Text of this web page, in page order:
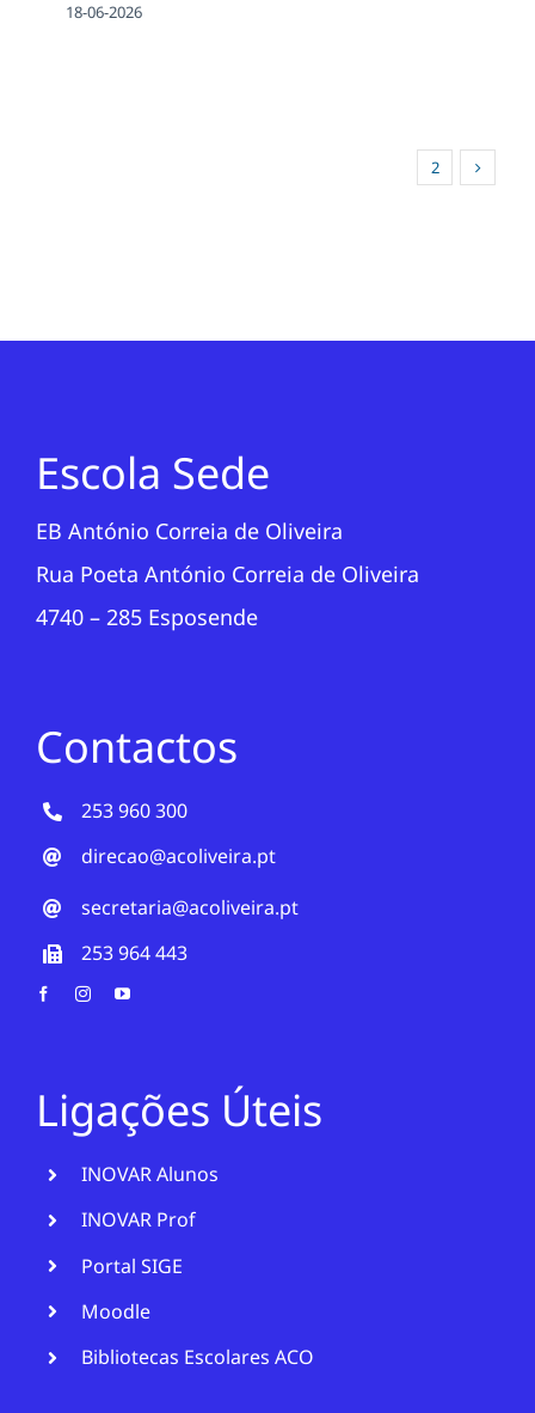
18-06-2026
2
Escola Sede
EB António Correia de Oliveira
Rua Poeta António Correia de Oliveira
4740 – 285 Esposende
Contactos
253 960 300
direcao@acoliveira.pt
secretaria@acoliveira.pt
253 964 443
Ligações Úteis
INOVAR Alunos
INOVAR Prof
Portal SIGE
Moodle
Bibliotecas Escolares ACO